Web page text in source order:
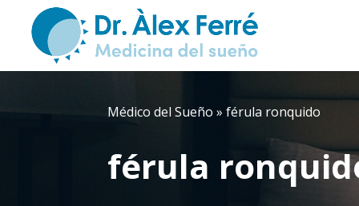
Médico del Sueño »férula ronquido
férula